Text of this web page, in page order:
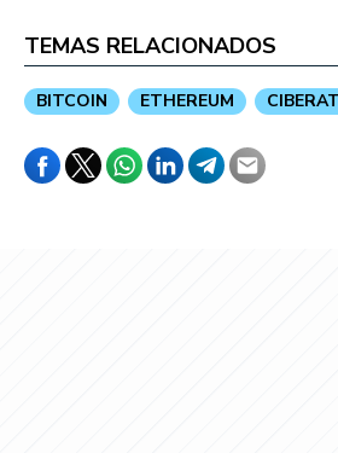
TEMAS RELACIONADOS
BITCOIN ETHEREUM